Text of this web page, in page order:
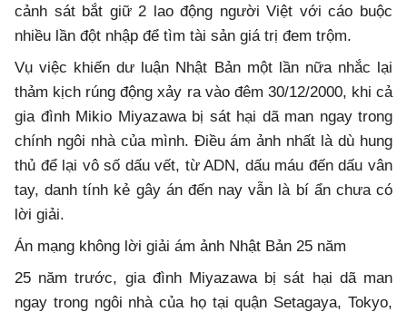
cảnh sát bắt giữ 2 lao động người Việt với cáo buộc
nhiều lần đột nhập để tìm tài sản giá trị đem trộm.
Vụ việc khiến dư luận Nhật Bản một lần nữa nhắc lại
thảm kịch rúng động xảy ra vào đêm 30/12/2000, khi cả
gia đình Mikio Miyazawa bị sát hại dã man ngay trong
chính ngôi nhà của mình. Điều ám ảnh nhất là dù hung
thủ để lại vô số dấu vết, từ ADN, dấu máu đến dấu vân
tay, danh tính kẻ gây án đến nay vẫn là bí ẩn chưa có
lời giải.
Án mạng không lời giải ám ảnh Nhật Bản 25 năm
25 năm trước, gia đình Miyazawa bị sát hại dã man
ngay trong ngôi nhà của họ tại quận Setagaya, Tokyo,